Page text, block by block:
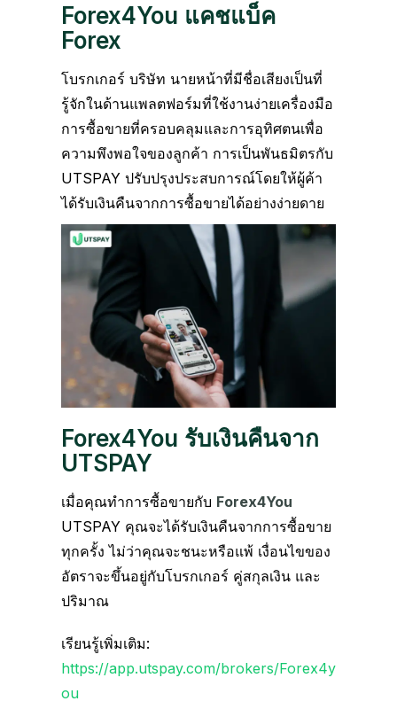
Forex4You แคชแบ็ค
Forex
โบรกเกอร์ บริษัท นายหน้าที่มีชื่อเสียงเป็นที่
รู้จักในด้านแพลตฟอร์มที่ใช้งานง่ายเครื่องมือ
การซื้อขายที่ครอบคลุมและการอุทิศตนเพื่อ
ความพึงพอใจของลูกค้า การเป็นพันธมิตรกับ
UTSPAY ปรับปรุงประสบการณ์โดยให้ผู้ค้า
ได้รับเงินคืนจากการซื้อขายได้อย่างง่ายดาย
Forex4You รับเงินคืนจาก
UTSPAY
เมื่อคุณทำการซื้อขายกับ Forex4You
UTSPAY คุณจะได้รับเงินคืนจากการซื้อขาย
ทุกครั้ง ไม่ว่าคุณจะชนะหรือแพ้ เงื่อนไขของ
อัตราจะขึ้นอยู่กับโบรกเกอร์ คู่สกุลเงิน และ
ปริมาณ
เรียนรู้เพิ่มเติม:
https://app.utspay.com/brokers/Forex4y
ou